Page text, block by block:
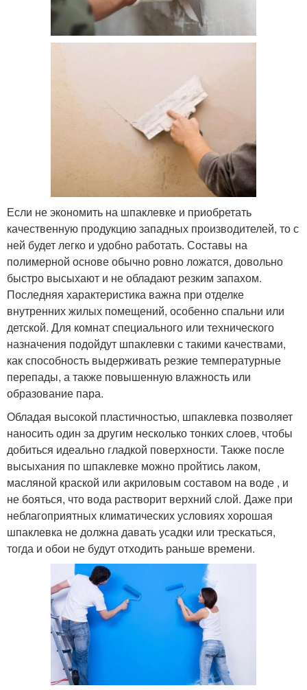
Если не экономить на шпаклевке и приобретать
качественную продукцию западных производителей, то с
ней будет легко и удобно работать. Составы на
полимерной основе обычно ровно ложатся, довольно
быстро высыхают и не обладают резким запахом.
Последняя характеристика важна при отделке
внутренних жилых помещений, особенно спальни или
детской. Для комнат специального или технического
назначения подойдут шпаклевки с такими качествами,
как способность выдерживать резкие температурные
перепады, а также повышенную влажность или
образование пара.
Обладая высокой пластичностью, шпаклевка позволяет
наносить один за другим несколько тонких слоев, чтобы
добиться идеально гладкой поверхности. Также после
высыхания по шпаклевке можно пройтись лаком,
масляной краской или акриловым составом на воде , и
не бояться, что вода растворит верхний слой. Даже при
неблагоприятных климатических условиях хорошая
шпаклевка не должна давать усадки или трескаться,
тогда и обои не будут отходить раньше времени.